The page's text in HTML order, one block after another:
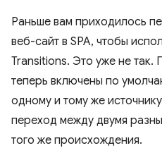
Раньше вам приходилось
веб-сайт в SPA, чтобы
Transitions. Это уже не так.
теперь включены по
одному и тому же
переход между двумя
того же происхождения.